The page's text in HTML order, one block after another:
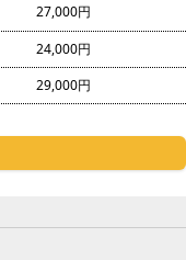
27,000円
24,000円
29,000円